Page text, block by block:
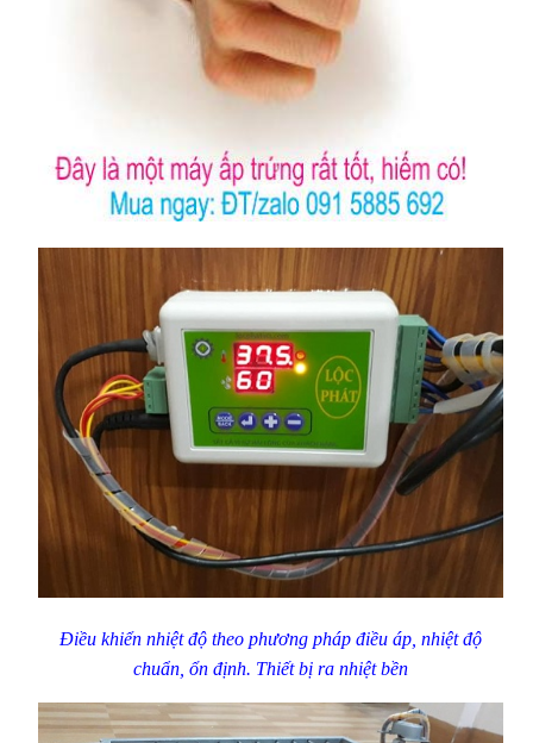
Điều khiển nhiệt độ theo phương pháp điều áp, nhiệt độ
chuẩn, ổn định. Thiết bị ra nhiệt bền